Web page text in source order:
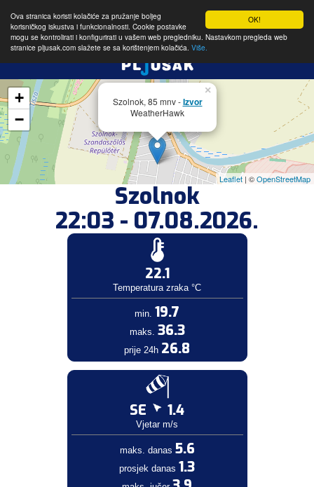
OK!
Ova stranica koristi kolačiće za pružanje boljeg
korisničkog iskustva i funkcionalnosti. Cookie postavke
mogu se kontrolirati i konfigurirati u vašem web pregledniku. Nastavkom pregleda web
stranice pljusak.com slažete se sa korištenjem kolačića. Više.
Szolnok, 85 mnv -Izvor
WeatherHawk
×
+
−
Leaflet | ©OpenStreetMap
Szolnok
22:03 - 07.08.2026.
22.1
Temperatura zraka °C
min. 19.7
maks. 36.3
prije 24h 26.8
SE 1.4
Vjetar m/s
maks. danas 5.6
prosjek danas 1.3